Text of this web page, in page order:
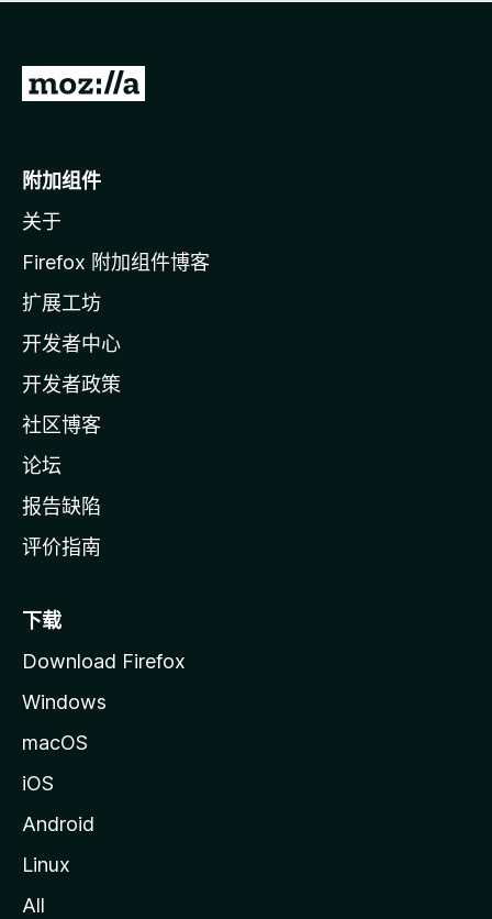
无
转
o
i
l
a
主
页
附加组件
关于
Firefox 附加组件博客
扩展工坊
开发者中心
开发者政策
社区博客
论坛
报告缺陷
评价指南
下载
Download Firefox
Windows
macOS
iOS
Android
Linux
All